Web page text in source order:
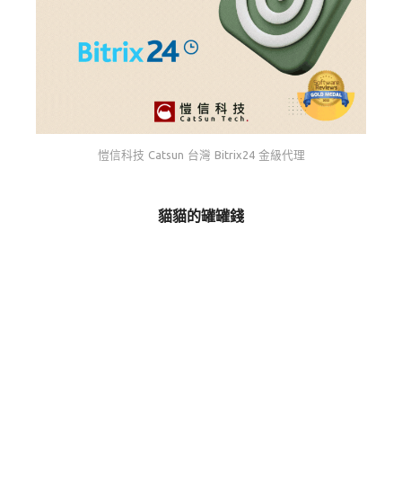
愷信科技 Catsun 台灣 Bitrix24 金級代理
貓貓的罐罐錢